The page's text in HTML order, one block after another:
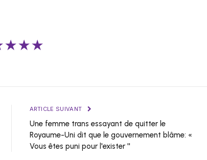
ARTICLE SUIVANT
Une femme trans essayant de quitter le
Royaume-Uni dit que le gouvernement blâme: «
Vous êtes puni pour l'exister ''